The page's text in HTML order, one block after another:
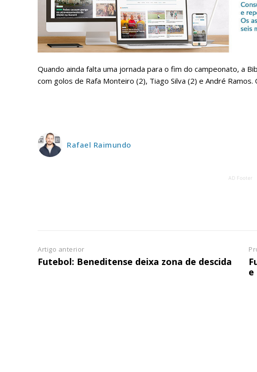
Faça-se
Sendo
ASSINATURA
Escolha o plano
Quando ainda falta uma jornada para o fim do campeonato, a
com golos de Rafa Monteiro (2), Tiago Silva (2) e André
Rafael Raimundo
AD Footer
Artigo anterior
Futebol: Beneditense deixa zona de descida
e